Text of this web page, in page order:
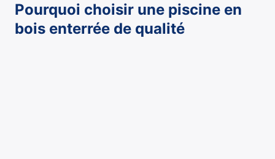
Pourquoi choisir une piscine en
bois enterrée de qualité